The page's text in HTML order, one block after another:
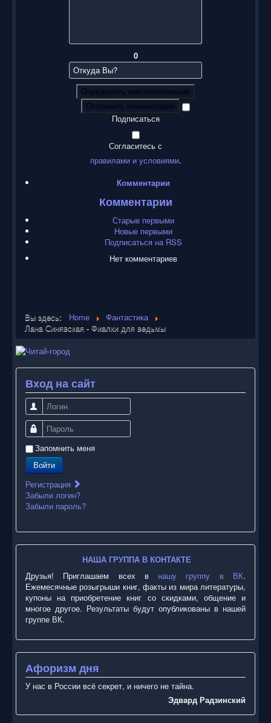
0
Определить местоположение
Отправить комментарий
Подписаться
Согласитесь с
правилами и условиями.
Комментарии
Комментарии
Старые первыми
Новые первыми
Подписаться на RSS
Нет комментариев
Вы здесь: Home
Фантастика
Лана Синявская - Фиалки для ведьмы
Вход на сайт
Логин
Пароль
Запомнить меня
Войти
Регистрация
Забыли логин?
Забыли пароль?
НАША ГРУППА В КОНТАКТЕ
Друзья! Приглашаем всех в нашу группу в ВК.
Ежемесячные розыгрыши книг, факты из мира литературы,
купоны на приобретение книг со скидками, общение и
многое другое. Результаты будут опубликованы в нашей
группе ВК.
Афоризм дня
У нас в России всё секрет, и ничего не тайна.
Эдвард Радзинский